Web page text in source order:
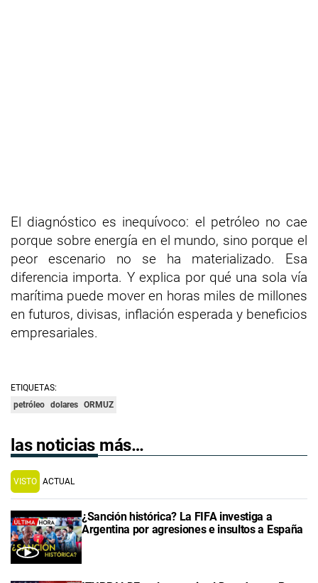
El diagnóstico es inequívoco: el petróleo no cae
porque sobre energía en el mundo, sino porque el
peor escenario no se ha materializado. Esa
diferencia importa. Y explica por qué una sola vía
marítima puede mover en horas miles de millones
en futuros, divisas, inflación esperada y beneficios
empresariales.
ETIQUETAS:
petróleo dolares ORMUZ
las noticias más…
VISTO ACTUAL
¿Sanción histórica? La FIFA investiga a
Argentina por agresiones e insultos a España